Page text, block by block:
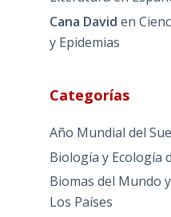
Cana David en
y Epidemias
Categorías
Año Mundial del
Biología y Ecología
Biomas del Mundo
Los Países